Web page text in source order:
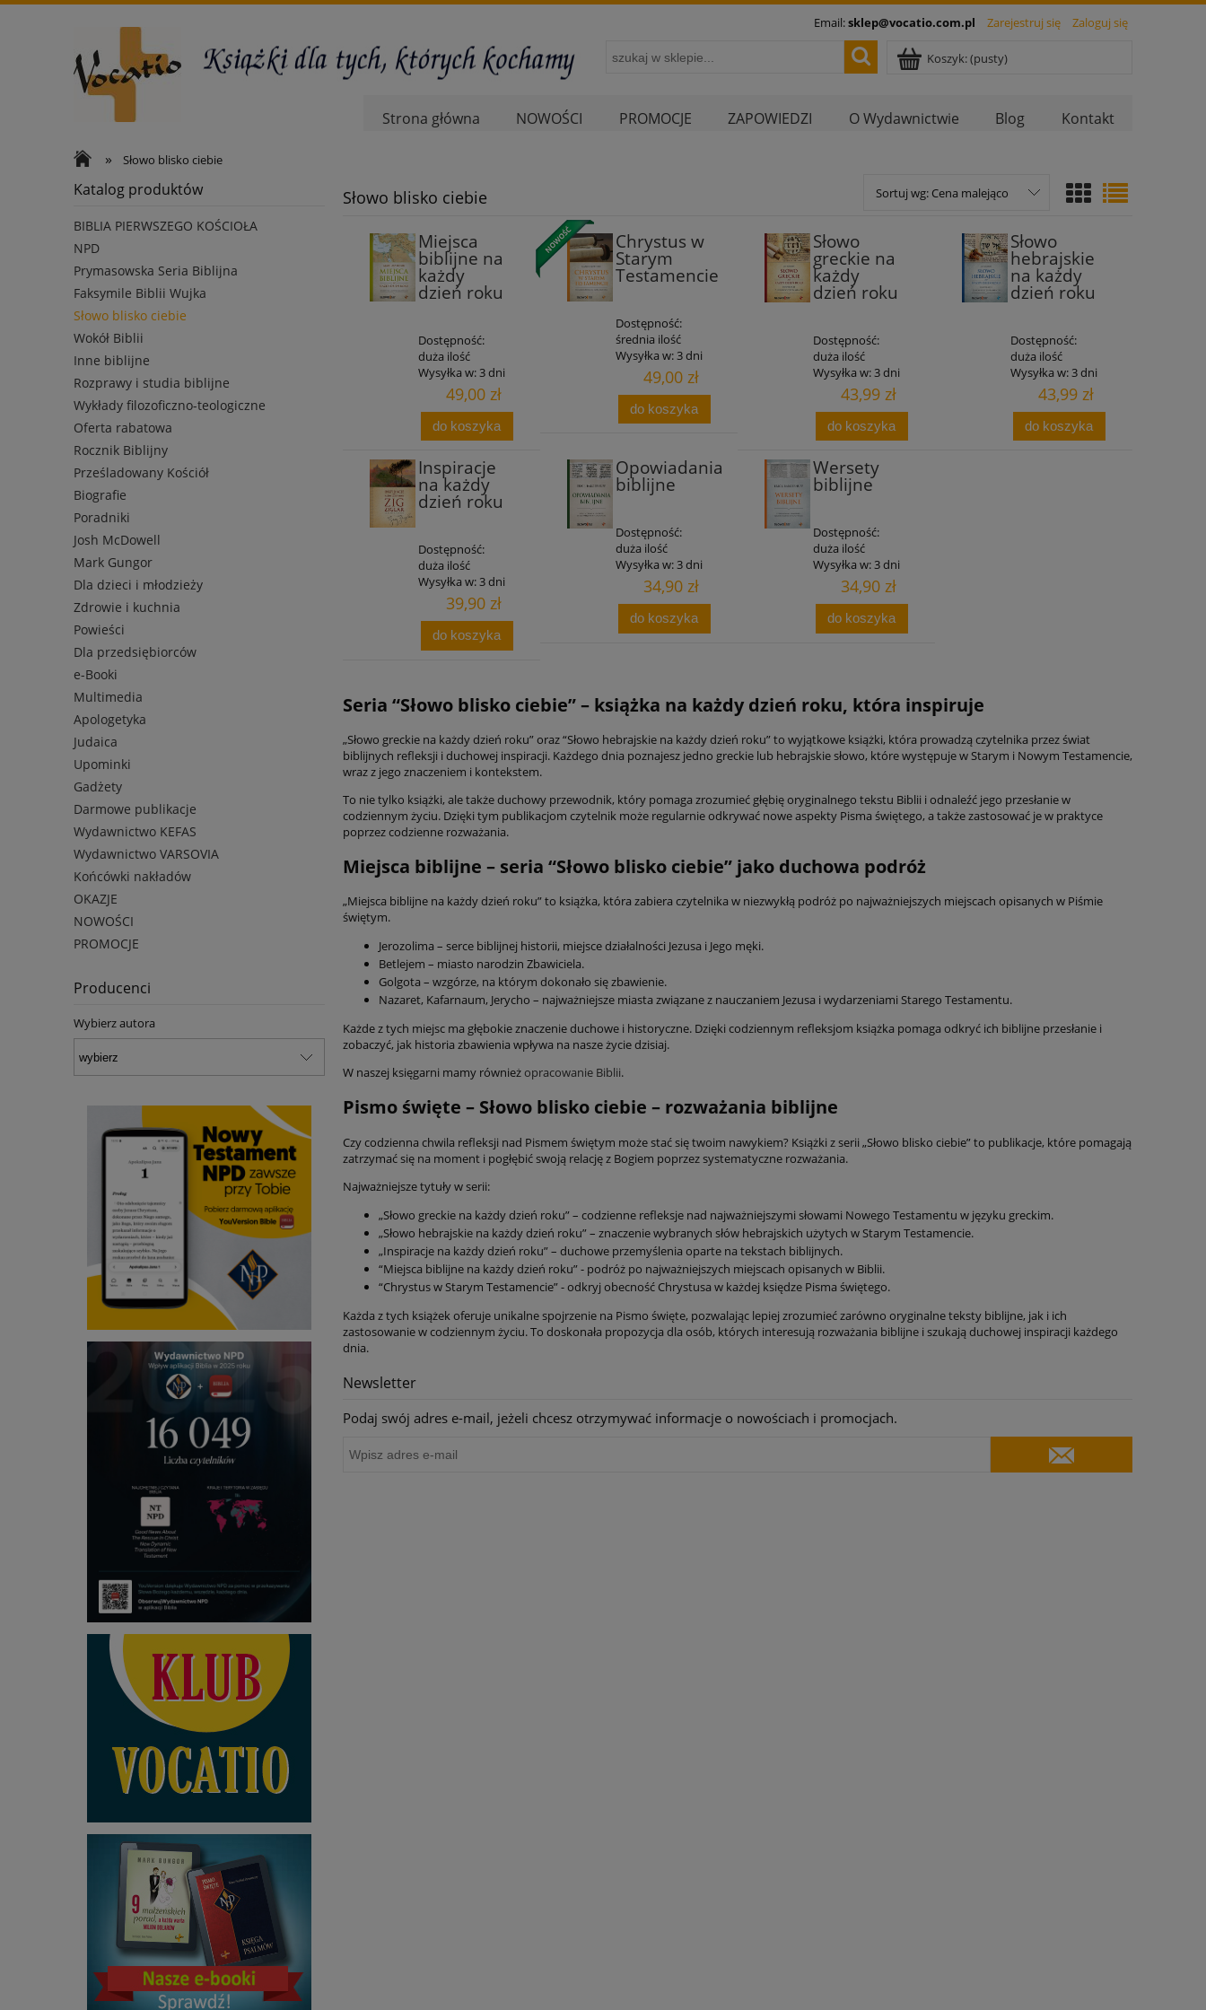
Email:sklep@vocatio.com.pl Zarejestruj się Zaloguj się
Koszyk:(pusty)
Strona główna NOWOŚCI PROMOCJE ZAPOWIEDZI O Wydawnictwie Blog Kontakt
» Słowo blisko ciebie
Katalog produktów
BIBLIA PIERWSZEGO KOŚCIOŁA
NPD
Prymasowska Seria Biblijna
Faksymile Biblii Wujka
Słowo blisko ciebie
Wokół Biblii
Inne biblijne
Rozprawy i studia biblijne
Wykłady filozoficzno-teologiczne
Oferta rabatowa
Rocznik Biblijny
Prześladowany Kościół
Biografie
Poradniki
Josh McDowell
Mark Gungor
Dla dzieci i młodzieży
Zdrowie i kuchnia
Powieści
Dla przedsiębiorców
e-Booki
Multimedia
Apologetyka
Judaica
Upominki
Gadżety
Darmowe publikacje
Wydawnictwo KEFAS
Wydawnictwo VARSOVIA
Końcówki nakładów
OKAZJE
NOWOŚCI
PROMOCJE
Producenci
Wybierz autora
Słowo blisko ciebie Sortuj wg: Cena malejąco
Miejsca
biblijne na
każdy
dzień roku
Dostępność:
duża ilość
Wysyłka w:3 dni
49,00 zł
do koszyka
Chrystus w
Starym
Testamencie
Dostępność:
średnia ilość
Wysyłka w:3 dni
49,00 zł
do koszyka
Słowo
greckie na
każdy
dzień roku
Dostępność:
duża ilość
Wysyłka w:3 dni
43,99 zł
do koszyka
Słowo
hebrajskie
na każdy
dzień roku
Dostępność:
duża ilość
Wysyłka w:3 dni
43,99 zł
do koszyka
Inspiracje
na każdy
dzień roku
Dostępność:
duża ilość
Wysyłka w:3 dni
39,90 zł
do koszyka
Opowiadania
biblijne
Dostępność:
duża ilość
Wysyłka w:3 dni
34,90 zł
do koszyka
Wersety
biblijne
Dostępność:
duża ilość
Wysyłka w:3 dni
34,90 zł
do koszyka
Seria “Słowo blisko ciebie” – książka na każdy dzień roku, która inspiruje
„Słowo greckie na każdy dzień roku” oraz “Słowo hebrajskie na każdy dzień roku” to wyjątkowe książki, która prowadzą czytelnika przez świat
biblijnych refleksji i duchowej inspiracji. Każdego dnia poznajesz jedno greckie lub hebrajskie słowo, które występuje w Starym i Nowym Testamencie,
wraz z jego znaczeniem i kontekstem.
To nie tylko książki, ale także duchowy przewodnik, który pomaga zrozumieć głębię oryginalnego tekstu Biblii i odnaleźć jego przesłanie w
codziennym życiu. Dzięki tym publikacjom czytelnik może regularnie odkrywać nowe aspekty Pisma świętego, a także zastosować je w praktyce
poprzez codzienne rozważania.
Miejsca biblijne – seria “Słowo blisko ciebie” jako duchowa podróż
„Miejsca biblijne na każdy dzień roku” to książka, która zabiera czytelnika w niezwykłą podróż po najważniejszych miejscach opisanych w Piśmie
świętym.
Jerozolima – serce biblijnej historii, miejsce działalności Jezusa i Jego męki.
Betlejem – miasto narodzin Zbawiciela.
Golgota – wzgórze, na którym dokonało się zbawienie.
Nazaret, Kafarnaum, Jerycho – najważniejsze miasta związane z nauczaniem Jezusa i wydarzeniami Starego Testamentu.
Każde z tych miejsc ma głębokie znaczenie duchowe i historyczne. Dzięki codziennym refleksjom książka pomaga odkryć ich biblijne przesłanie i
zobaczyć, jak historia zbawienia wpływa na nasze życie dzisiaj.
W naszej księgarni mamy równieżopracowanie Biblii.
Pismo święte – Słowo blisko ciebie – rozważania biblijne
Czy codzienna chwila refleksji nad Pismem świętym może stać się twoim nawykiem? Książki z serii „Słowo blisko ciebie” to publikacje, które pomagają
zatrzymać się na moment i pogłębić swoją relację z Bogiem poprzez systematyczne rozważania.
Najważniejsze tytuły w serii:
„Słowo greckie na każdy dzień roku” – codzienne refleksje nad najważniejszymi słowami Nowego Testamentu w języku greckim.
„Słowo hebrajskie na każdy dzień roku” – znaczenie wybranych słów hebrajskich użytych w Starym Testamencie.
„Inspiracje na każdy dzień roku” – duchowe przemyślenia oparte na tekstach biblijnych.
“Miejsca biblijne na każdy dzień roku” - podróż po najważniejszych miejscach opisanych w Biblii.
“Chrystus w Starym Testamencie” - odkryj obecność Chrystusa w każdej księdze Pisma świętego.
Każda z tych książek oferuje unikalne spojrzenie na Pismo święte, pozwalając lepiej zrozumieć zarówno oryginalne teksty biblijne, jak i ich
zastosowanie w codziennym życiu. To doskonała propozycja dla osób, których interesują rozważania biblijne i szukają duchowej inspiracji każdego
dnia.
Newsletter
Podaj swój adres e-mail, jeżeli chcesz otrzymywać informacje o nowościach i promocjach.